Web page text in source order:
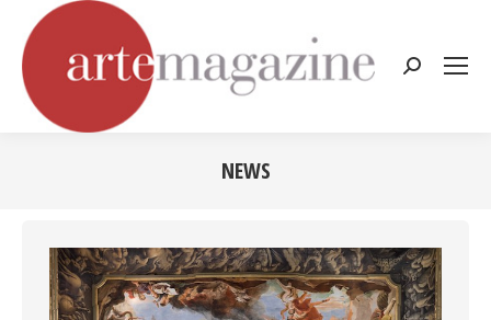
Cerca:
NEWS